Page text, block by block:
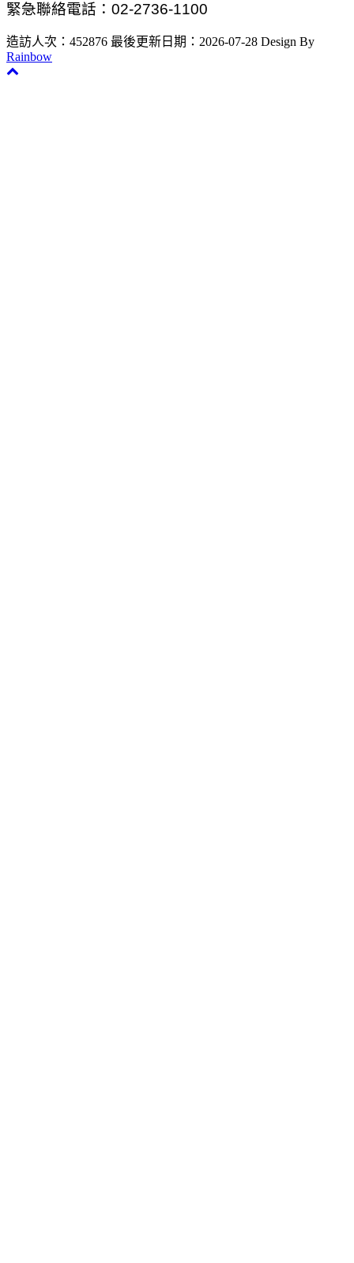
緊急聯絡電話：02-2736-1100
造訪人次：452876 最後更新日期：2026-07-28 Design By
Rainbow